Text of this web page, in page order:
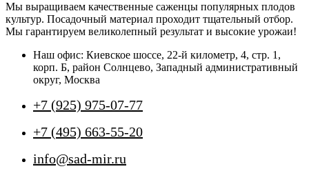
вариаций.
Опции
можно
на
странице
Мы выращиваем качественные саженцы популярных плодов
культур. Посадочный материал проходит тщательный отбор.
Мы гарантируем великолепный результат и высокие урожаи!
Наш офис: Киевское шоссе, 22-й километр, 4, стр. 1,
корп. Б, район Солнцево, Западный административный
округ, Москва
+7 (925) 975-07-77
+7 (495) 663-55-20
info@sad-mir.ru